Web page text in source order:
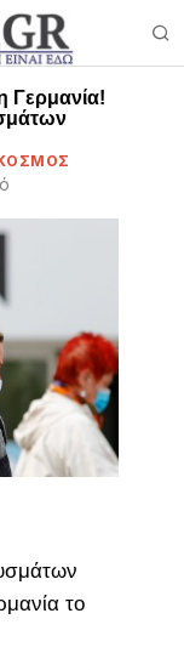
Γερμανία!
το